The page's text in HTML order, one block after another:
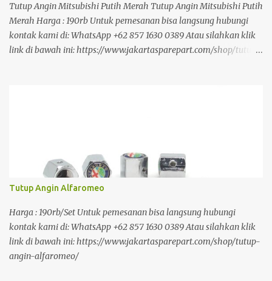
Tutup Angin Mitsubishi Putih Merah Tutup Angin Mitsubishi Putih
Merah Harga : 190rb Untuk pemesanan bisa langsung hubungi
kontak kami di: WhatsApp +62 857 1630 0389 Atau silahkan klik
link di bawah ini: https://www.jakartasparepart.com/shop/tutup-
Tutup Angin Alfaromeo
Harga : 190rb/Set Untuk pemesanan bisa langsung hubungi
kontak kami di: WhatsApp +62 857 1630 0389 Atau silahkan klik
link di bawah ini: https://www.jakartasparepart.com/shop/tutup-
angin-alfaromeo/